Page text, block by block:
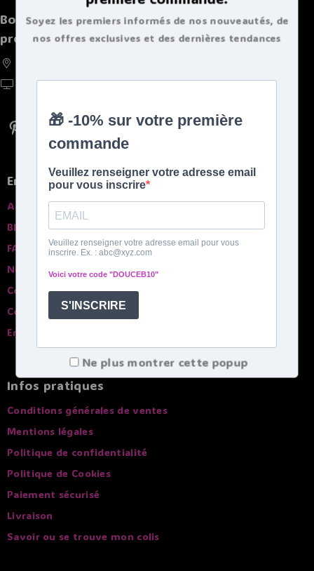
Boutique spécialisée de bouillottes et autres
produits chaleureux
https://doucebouillote.fr
En savoir plus
A propros
Blog
FAQ
Nos garanties
Contactez-nous
Comparatif des bouillottes
English spoken
Infos pratiques
Conditions générales de ventes
Mentions légales
Politique de confidentialité
Politique de Cookies
Paiement sécurisé
Livraison
Savoir ou se trouve mon colis
Soyez les premiers informés de nos nouveautés, de
nos offres exclusives et des dernières tendances
Ne plus montrer cette popup